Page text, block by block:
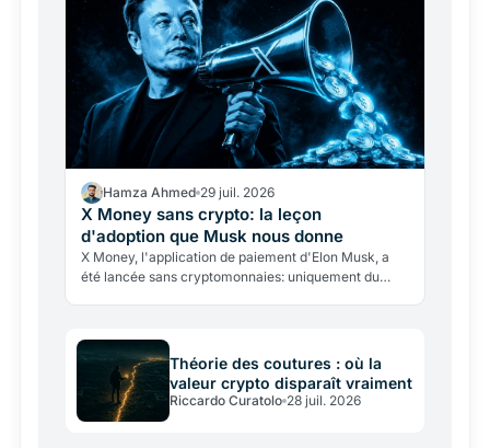
Hamza Ahmed 29 juil. 2026
X Money sans crypto: la leçon
d'adoption que Musk nous donne
X Money, l'application de paiement d'Elon Musk, a
été lancée sans cryptomonnaies: uniquement du
Théorie des coutures : où la
valeur crypto disparaît vraiment
Riccardo Curatolo 28 juil. 2026